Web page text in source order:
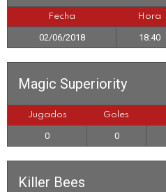
Fecha Hora
02/06/2018 18:40
Magic Superiority
Jugados Goles
0 0
Killer Bees